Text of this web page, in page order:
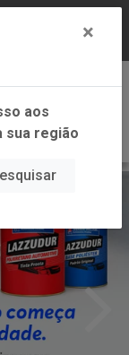
×
aos
sua região